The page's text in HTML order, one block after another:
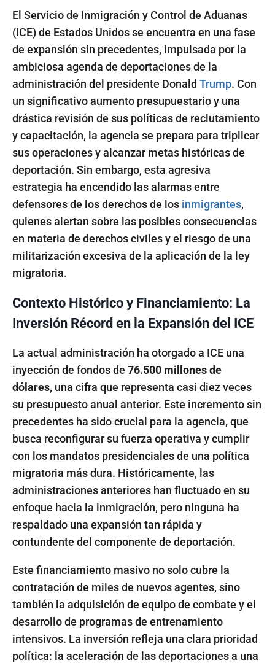
El Servicio de Inmigración y Control de Aduanas
(ICE) de Estados Unidos se encuentra en una fase
de expansión sin precedentes, impulsada por la
ambiciosa agenda de deportaciones de la
administración del presidente Donald Trump. Con
un significativo aumento presupuestario y una
drástica revisión de sus políticas de reclutamiento
y capacitación, la agencia se prepara para triplicar
sus operaciones y alcanzar metas históricas de
deportación. Sin embargo, esta agresiva
estrategia ha encendido las alarmas entre
defensores de los derechos de los inmigrantes,
quienes alertan sobre las posibles consecuencias
en materia de derechos civiles y el riesgo de una
militarización excesiva de la aplicación de la ley
migratoria.
Contexto Histórico y Financiamiento: La
Inversión Récord en la Expansión del ICE
La actual administración ha otorgado a ICE una
inyección de fondos de 76.500 millones de
dólares, una cifra que representa casi diez veces
su presupuesto anual anterior. Este incremento sin
precedentes ha sido crucial para la agencia, que
busca reconfigurar su fuerza operativa y cumplir
con los mandatos presidenciales de una política
migratoria más dura. Históricamente, las
administraciones anteriores han fluctuado en su
enfoque hacia la inmigración, pero ninguna ha
respaldado una expansión tan rápida y
contundente del componente de deportación.
Este financiamiento masivo no solo cubre la
contratación de miles de nuevos agentes, sino
también la adquisición de equipo de combate y el
desarrollo de programas de entrenamiento
intensivos. La inversión refleja una clara prioridad
política: la aceleración de las deportaciones a una